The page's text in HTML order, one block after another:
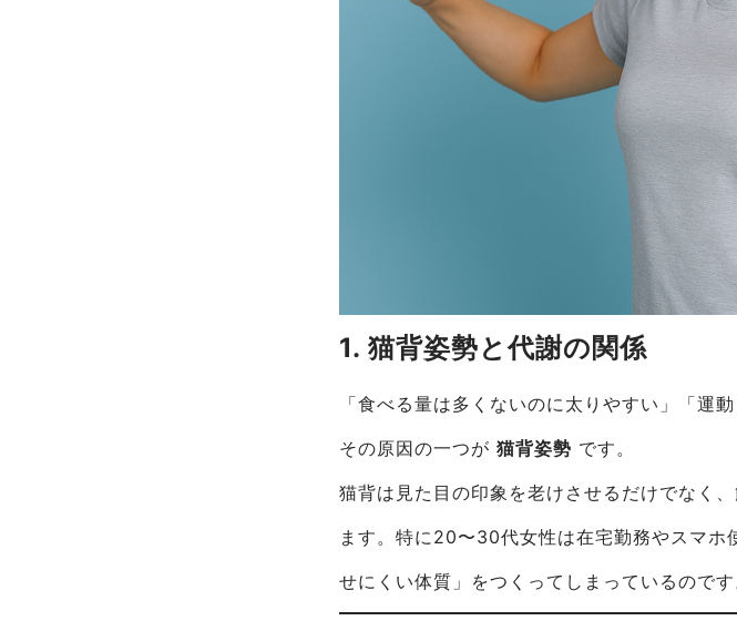
1. 猫背姿勢と代謝の関係
「食べる量は多くないのに太りやすい」「運
その原因の一つが猫背姿勢 です。
猫背は見た目の印象を老けさせるだけでなく
ます。特に20〜30代女性は在宅勤務やスマホ
せにくい体質」をつくってしまっているのです